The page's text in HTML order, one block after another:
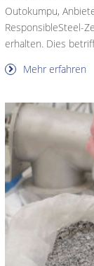
Outokumpu,
ResponsibleSteel-
erhalten. Dies
Mehr erfahren